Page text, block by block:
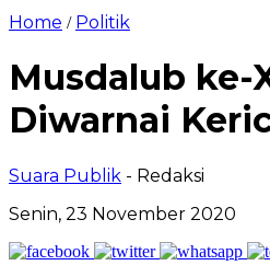
Home / Politik
Musdalub ke-
Diwarnai
Suara Publik - Redaksi
Senin, 23 November 2020